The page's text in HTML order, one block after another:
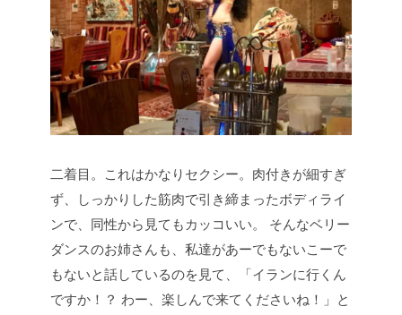
二着目。これはかなりセクシー。肉付きが細すぎ
ず、しっかりした筋肉で引き締まったボディライ
ンで、同性から見てもカッコいい。
そんなベリー
ダンスのお姉さんも、私達があーでもないこーで
もないと話しているのを見て、「イランに行くん
ですか！？ わー、楽しんで来てくださいね！」と